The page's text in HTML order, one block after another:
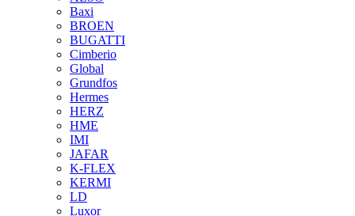
Baxi
BROEN
BUGATTI
Cimberio
Global
Grundfos
Hermes
HERZ
HME
IMI
JAFAR
K-FLEX
KERMI
LD
Luxor